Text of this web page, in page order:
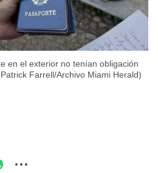
en el exterior no tenían obligación
Farrell/Archivo Miami Herald)